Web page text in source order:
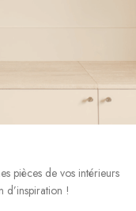
pièces de vos intérieurs
d’inspiration !